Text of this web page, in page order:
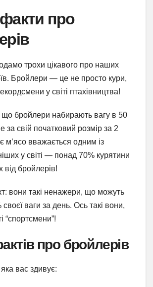
факти про
трохи цікавого про наших
Бройлери — це не просто кури,
у світі птахівництва!
бройлери набирають вагу в 50
за свій початковий розмір за 2
м’ясо вважається одним із
у світі — понад 70% курятини
від бройлерів!
вони такі ненажери, що можуть
своєї ваги за день. Ось такі вони,
“спортсмени”!
про бройлерів
вас здивує: